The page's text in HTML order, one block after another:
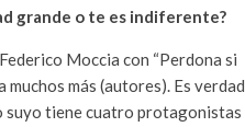
grande o te es indiferente?
Moccia con “Perdona si
más (autores). Es verdad
suyo tiene cuatro protagonistas